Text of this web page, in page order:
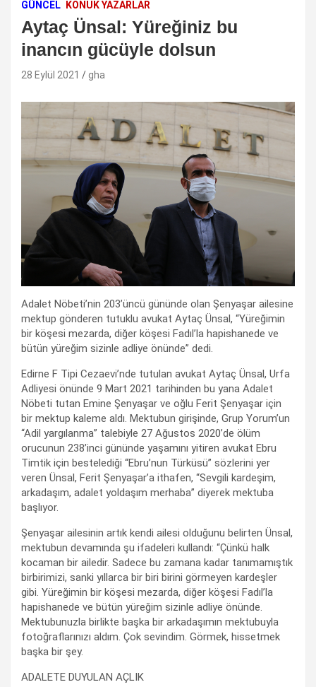
GÜNCEL KONUK YAZARLAR
Aytaç Ünsal: Yüreğiniz bu
inancın gücüyle dolsun
28 Eylül 2021 gha
Adalet Nöbeti’nin 203’üncü gününde olan Şenyaşar ailesine
mektup gönderen tutuklu avukat Aytaç Ünsal, “Yüreğimin
bir köşesi mezarda, diğer köşesi Fadıl’la hapishanede ve
bütün yüreğim sizinle adliye önünde” dedi.
Edirne F Tipi Cezaevi’nde tutulan avukat Aytaç Ünsal, Urfa
Adliyesi önünde 9 Mart 2021 tarihinden bu yana Adalet
Nöbeti tutan Emine Şenyaşar ve oğlu Ferit Şenyaşar için
bir mektup kaleme aldı. Mektubun girişinde, Grup Yorum’un
“Adil yargılanma” talebiyle 27 Ağustos 2020’de ölüm
orucunun 238’inci gününde yaşamını yitiren avukat Ebru
Timtik için bestelediği “Ebru’nun Türküsü” sözlerini yer
veren Ünsal, Ferit Şenyaşar’a ithafen, “Sevgili kardeşim,
arkadaşım, adalet yoldaşım merhaba” diyerek mektuba
başlıyor.
Şenyaşar ailesinin artık kendi ailesi olduğunu belirten Ünsal,
mektubun devamında şu ifadeleri kullandı: “Çünkü halk
kocaman bir ailedir. Sadece bu zamana kadar tanımamıştık
birbirimizi, sanki yıllarca bir biri birini görmeyen kardeşler
gibi. Yüreğimin bir köşesi mezarda, diğer köşesi Fadıl’la
hapishanede ve bütün yüreğim sizinle adliye önünde.
Mektubunuzla birlikte başka bir arkadaşımın mektubuyla
fotoğraflarınızı aldım. Çok sevindim. Görmek, hissetmek
başka bir şey.
ADALETE DUYULAN AÇLIK